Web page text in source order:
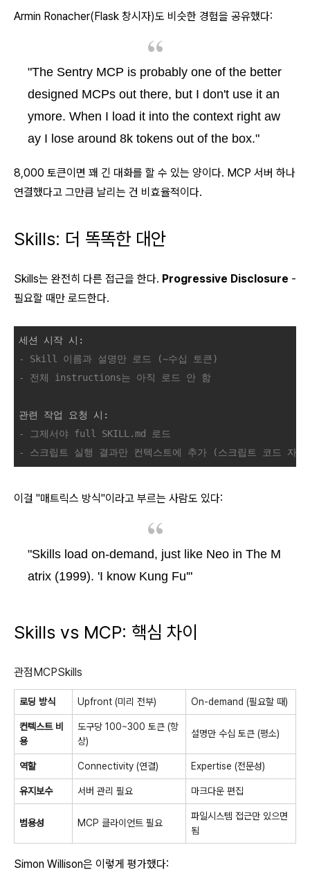
Armin Ronacher(Flask 창시자)도 비슷한 경험을 공유했다:
"The Sentry MCP is probably one of the better
designed MCPs out there, but I don't use it an
ymore. When I load it into the context right aw
ay I lose around 8k tokens out of the box."
8,000 토큰이면 꽤 긴 대화를 할 수 있는 양이다. MCP 서버 하나
연결했다고 그만큼 날리는 건 비효율적이다.
Skills: 더 똑똑한 대안
Skills는 완전히 다른 접근을 한다. Progressive Disclosure -
필요할 때만 로드한다.
- Skill 이름과 설명만 로드 (~수십 토큰)
- 전체 instructions는 아직 로드 안 함
- 그제서야 full SKILL.md 로드
- 스크립트 실행 결과만 컨텍스트에 추가 (스크립트 코드 자
이걸 "매트릭스 방식"이라고 부르는 사람도 있다:
"Skills load on-demand, just like Neo in The M
atrix (1999). 'I know Kung Fu'"
Skills vs MCP: 핵심 차이
관점MCPSkills
로딩 방식 Upfront (미리 전부) On-demand (필요할 때)
컨텍스트 비
용
도구당 100~300 토큰 (항
상)
설명만 수십 토큰 (평소)
역할 Connectivity (연결) Expertise (전문성)
유지보수 서버 관리 필요 마크다운 편집
범용성 MCP 클라이언트 필요
파일시스템 접근만 있으면
됨
Simon Willison은 이렇게 평가했다: